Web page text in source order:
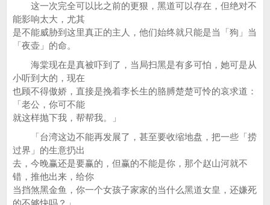
这一次完全可以比之前的更狠，黑道可以存在，但绝对不
能影响太大，尤其
是不能威胁到这里真正的主人，他们始终就只能是当「狗」当
「夜壶」的命。
海棠现在是真被吓到了，当局扫黑是有多可怕，她可是从
小听到大的，现在
也顾不得傲娇，直接是挽着李长生的胳膊楚楚可怜的哀求道：
「老公，你可不能
就这样抛下我，帮帮我。」
「台湾这边不能再发展了，甚至要收缩地盘，把一些「捞
过界」的生意扔出
去，今晚赢还是要赢的，但赢的不能是你，那个赵山河就不
错，推他出来，给你
当挡煞黑金鱼，你一个女孩子家家的当什么黑道女皇，还嫌死
的不够快吗？」